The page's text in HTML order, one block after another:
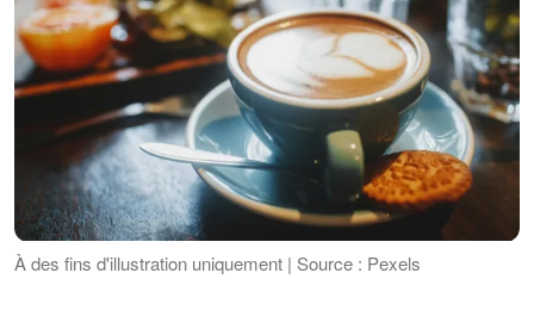
À des fins d'illustration uniquement | Source : Pexels